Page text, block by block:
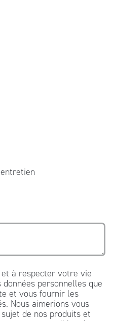
à respecter votre vie
personnelles que
et vous fournir les
Nous aimerions vous
de nos produits et